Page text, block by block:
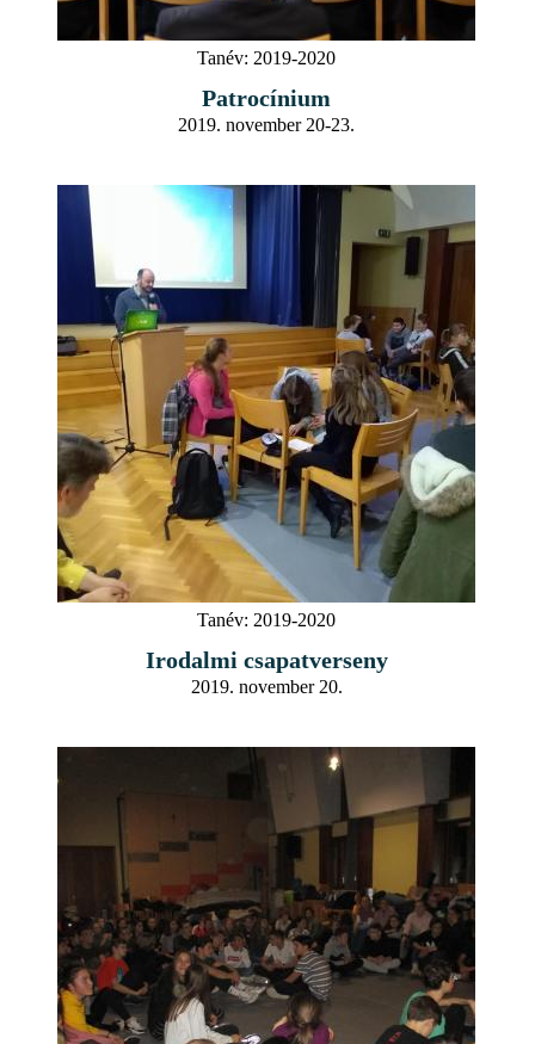
Tanév: 2019-2020
Patrocínium
2019. november 20-23.
Tanév: 2019-2020
Irodalmi csapatverseny
2019. november 20.